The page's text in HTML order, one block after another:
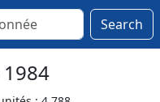
Search